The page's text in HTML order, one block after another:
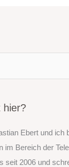
hier?
Ebert und ich
im Bereich der
seit 2006 und